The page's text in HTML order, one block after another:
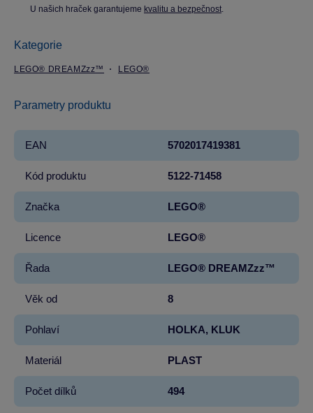
U našich hraček garantujeme kvalitu a bezpečnost.
Kategorie
LEGO® DREAMZzz™ LEGO®
Parametry produktu
EAN 5702017419381
Kód produktu 5122-71458
Značka LEGO®
Licence LEGO®
Řada LEGO® DREAMZzz™
Věk od 8
Pohlaví HOLKA, KLUK
Materiál PLAST
Počet dílků 494